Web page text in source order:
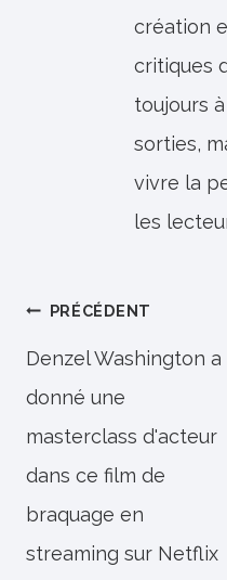
création
critiques
toujours
sorties,
vivre la
les
Navigation
de
l’article
PRÉCÉDENT
Denzel Washington a
donné une
masterclass d'acteur
dans ce film de
braquage en
streaming sur Netflix